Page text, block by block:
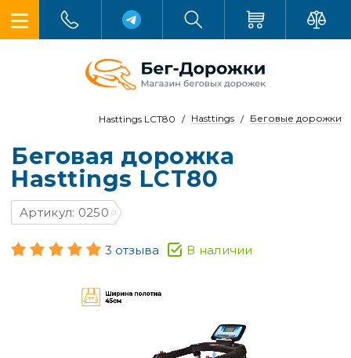
Беговые дорожки
Hasttings
Hasttings LCT80
Беговая дорожка
Hasttings LCT80
Артикул: 0250
3 отзыва В наличии